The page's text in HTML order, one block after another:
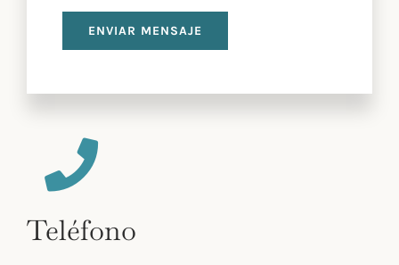
ENVIAR MENSAJE
Teléfono